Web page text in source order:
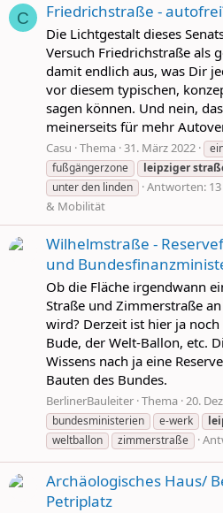
C Friedrichstraße -
Die Lichtgestalt dieses
Versuch Friedrichstraße als
damit endlich aus, was Dir
vor diesem typischen,
sagen können. Und nein,
meinerseits für mehr
Casu Thema 31. März 2022
fußgängerzone
leipziger
unter den linden
Antworten: 13
& Mobilität
Wilhelmstraße -
und
Ob die Fläche irgendwann
Straße und Zimmerstraße
wird? Derzeit ist hier ja
Bude, der Welt-Ballon, etc.
Wissens nach ja eine
Bauten des Bundes.
BerlinerBauleiter Thema 20.
bundesministerien
e-werk
weltballon
zimmerstraße
Archäologisches Haus/
Petriplatz